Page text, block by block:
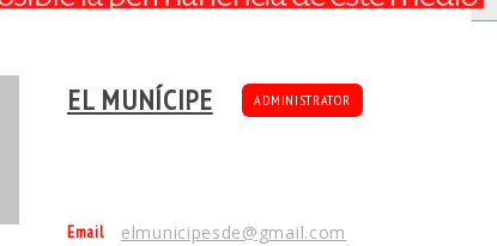
EL MUNÍCIPE ADMINISTRATOR
Email elmunicipesde@gmail.com